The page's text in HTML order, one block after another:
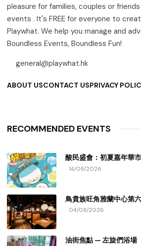
pleasure for families, couples or
events . It's FREE for everyone to
Playwhat. We help you manage and
Boundless Events, Boundless Fun!
general@playwhat.hk
ABOUT USCONTACT USPRIVACY
RECOMMENDED EVENTS
酸民盛會：初夏嘉年華
14/08/2026
鳥貴族旺角雅蘭中心第
04/08/2026
油街焦點 — 左旋們浴場